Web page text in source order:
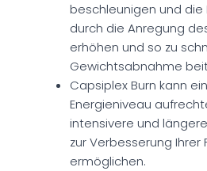
beschleunigen und
durch die Anregung
erhöhen und so zu
Gewichtsabnahme
Capsiplex Burn kann
Energieniveau
intensivere und
zur Verbesserung Ihrer
ermöglichen.